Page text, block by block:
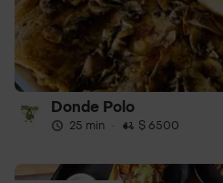
Donde Polo
25 min · $ 6500